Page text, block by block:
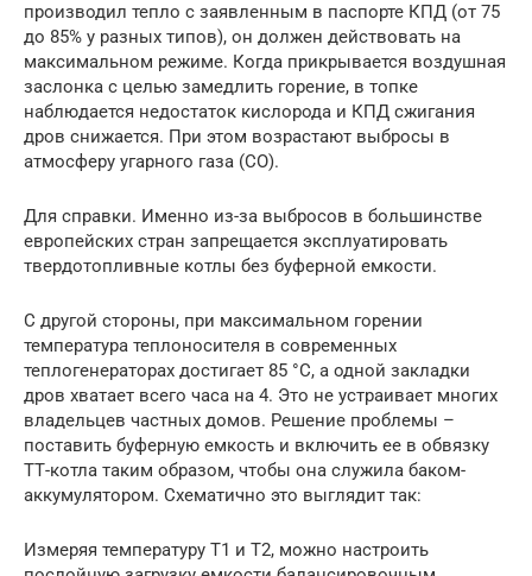
производил тепло с заявленным в паспорте КПД (от 75
до 85% у разных типов), он должен действовать на
максимальном режиме. Когда прикрывается воздушная
заслонка с целью замедлить горение, в топке
наблюдается недостаток кислорода и КПД сжигания
дров снижается. При этом возрастают выбросы в
атмосферу угарного газа (СО).
Для справки. Именно из-за выбросов в большинстве
европейских стран запрещается эксплуатировать
твердотопливные котлы без буферной емкости.
С другой стороны, при максимальном горении
температура теплоносителя в современных
теплогенераторах достигает 85 °С, а одной закладки
дров хватает всего часа на 4. Это не устраивает многих
владельцев частных домов. Решение проблемы –
поставить буферную емкость и включить ее в обвязку
ТТ-котла таким образом, чтобы она служила баком-
аккумулятором. Схематично это выглядит так:
Измеряя температуру Т1 и Т2, можно настроить